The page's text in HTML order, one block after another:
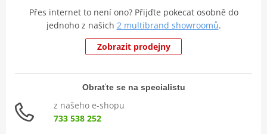
Přes internet to není ono? Přijďte pokecat osobně do
jednoho z našich 2 multibrand showroomů.
Zobrazit prodejny
Obraťte se na specialistu
z našeho e-shopu
733 538 252